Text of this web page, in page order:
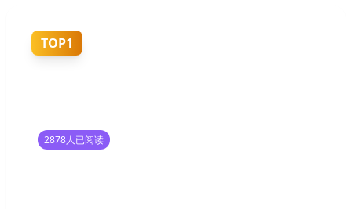
2878人已阅读
TOP1